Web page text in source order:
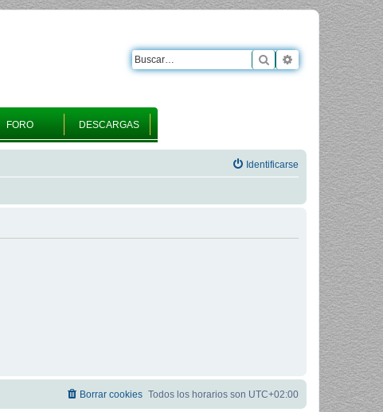
FORO DESCARGAS
Buscar Búsqueda
Identificarse
Todos los horarios son UTC+02:00
Borrar cookies